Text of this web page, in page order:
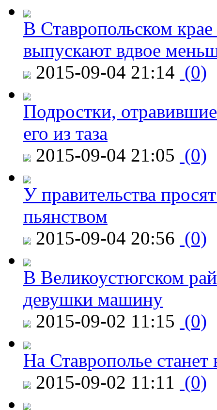
В Ставропольском
выпускают вдвое
2015-09-04 21:14 (0)
Подростки,
его из таза
2015-09-04 21:05 (0)
У правительства
пьянством
2015-09-04 20:56 (0)
В Великоустюгском
девушки машину
2015-09-02 11:15 (0)
На Ставрополье
2015-09-02 11:11 (0)